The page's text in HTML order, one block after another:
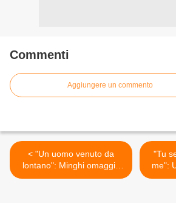
Commenti
Aggiungere un commento
< "Un uomo venuto da
lontano": Minghi omaggia
Papa Wojtyla
"Tu
me":